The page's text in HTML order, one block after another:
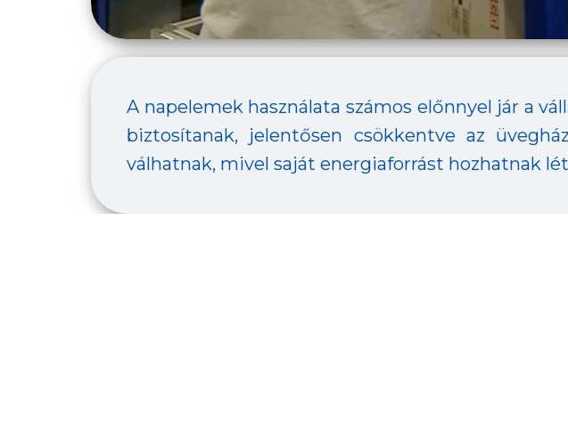
A napelemek használata számos előnnyel jár a
biztosítanak, jelentősen csökkentve az
válhatnak, mivel saját energiaforrást hozhatnak